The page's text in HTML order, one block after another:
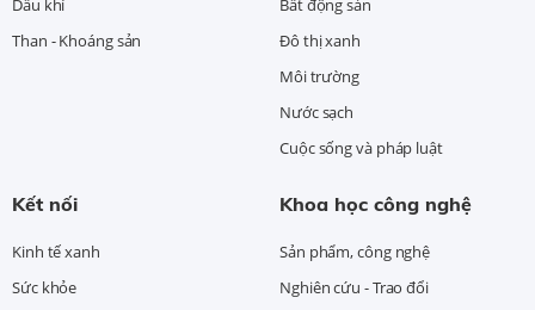
Dầu khí
Than - Khoáng sản
Bất động sản
Đô thị xanh
Môi trường
Nước sạch
Cuộc sống và pháp luật
Kết nối
Kinh tế xanh
Sức khỏe
Khoa học công nghệ
Sản phẩm, công nghệ
Nghiên cứu - Trao đổi